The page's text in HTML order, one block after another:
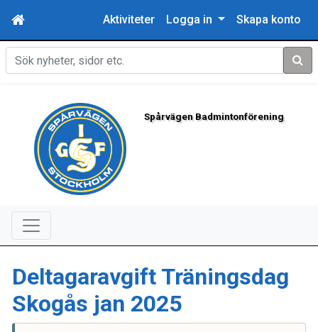
Aktiviteter Logga in Skapa konto
Sök
Spårvägen Badmintonförening
Deltagaravgift Träningsdag
Skogås jan 2025